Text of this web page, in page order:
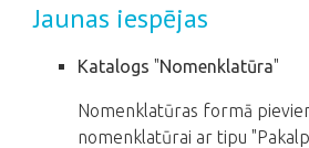
Jaunas iespējas
Katalogs "Nomenklatūra"
Nomenklatūras formā
nomenklatūrai ar tipu